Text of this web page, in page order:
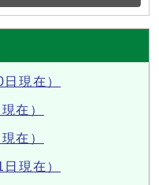
現在）
在）
在）
現在）